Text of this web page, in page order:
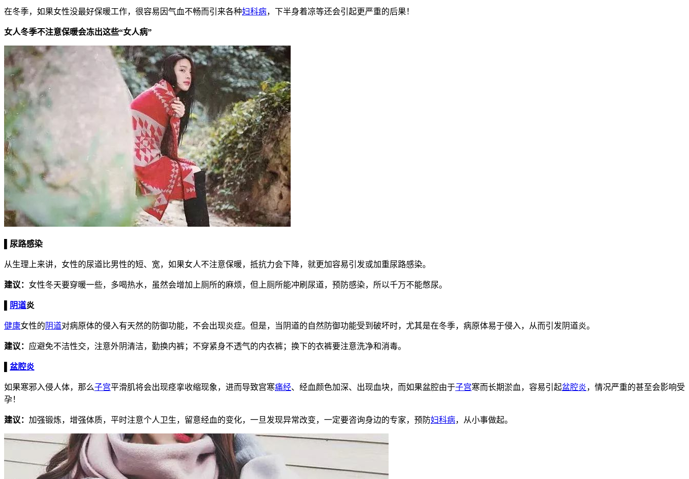
在冬季，如果女性没最好保暖工作，很容易因气血不畅而引来各种妇科病，下半身着凉等还会引起更严重的后果！
女人冬季不注意保暖会冻出这些“女人病”
▌尿路感染
从生理上来讲，女性的尿道比男性的短、宽，如果女人不注意保暖，抵抗力会下降，就更加容易引发或加重尿路感染。
建议： 女性冬天要穿暖一些，多喝热水，虽然会增加上厕所的麻烦，但上厕所能冲刷尿道，预防感染，所以千万不能憋尿。
阴道炎
健康女性的 阴道对病原体的侵入有天然的防御功能，不会出现炎症。但是，当阴道的自然防御功能受到破坏时，尤其是在冬季，病原体易于侵入，从而引发阴道炎。
建议： 应避免不洁性交，注意外阴清洁，勤换内裤；不穿紧身不透气的内衣裤；换下的衣裤要注意洗净和消毒。
盆腔炎
如果寒邪入侵人体，那么子宫平滑肌将会出现痉挛收缩现象，进而导致宫寒痛经、经血颜色加深、出现血块，而如果盆腔由于子宫寒而长期淤血，容易引起盆腔炎，情况严重的甚至会影响受
孕！
建议： 加强锻炼，增强体质，平时注意个人卫生，留意经血的变化，一旦发现异常改变，一定要咨询身边的专家，预防妇科病，从小事做起。